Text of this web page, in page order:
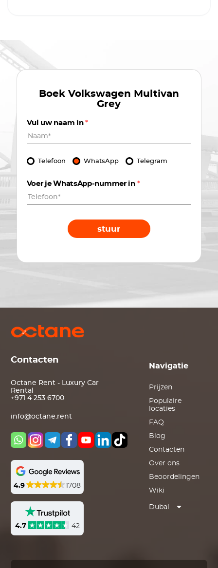
Boek Volkswagen Multivan
Grey
Vul uw naam in*
Telefoon WhatsApp Telegram
Voer je WhatsApp-nummer in *
stuur
Contacten
Octane Rent - Luxury Car
Rental
+971 4 253 6700
info@octane.rent
4.9 1708
4.7 42
Navigatie
Prijzen
Populaire
locaties
FAQ
Blog
Contacten
Over ons
Beoordelingen
Wiki
Dubai